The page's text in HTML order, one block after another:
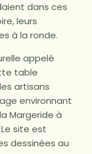
dans ces
leurs
à la ronde.
appelé
table
artisans
environnant
Margeride à
Le site est
dessinées au